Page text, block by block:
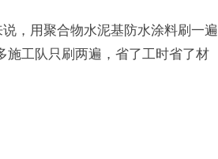
，用聚合物水泥基防水涂料刷一遍
工队只刷两遍，省了工时省了材